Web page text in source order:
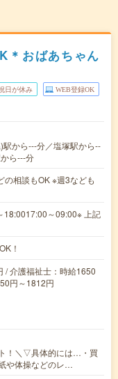
＊おばあちゃん
日が休み WEB登録OK
から---分／塩塚駅から--
ら---分
の相談もOK ※週3なども
18:0017:00～09:00※ 上記
！
/ 介護福祉士：時給1650
円～1812円
！＼▽具体的には…・買
や体操などのレ…